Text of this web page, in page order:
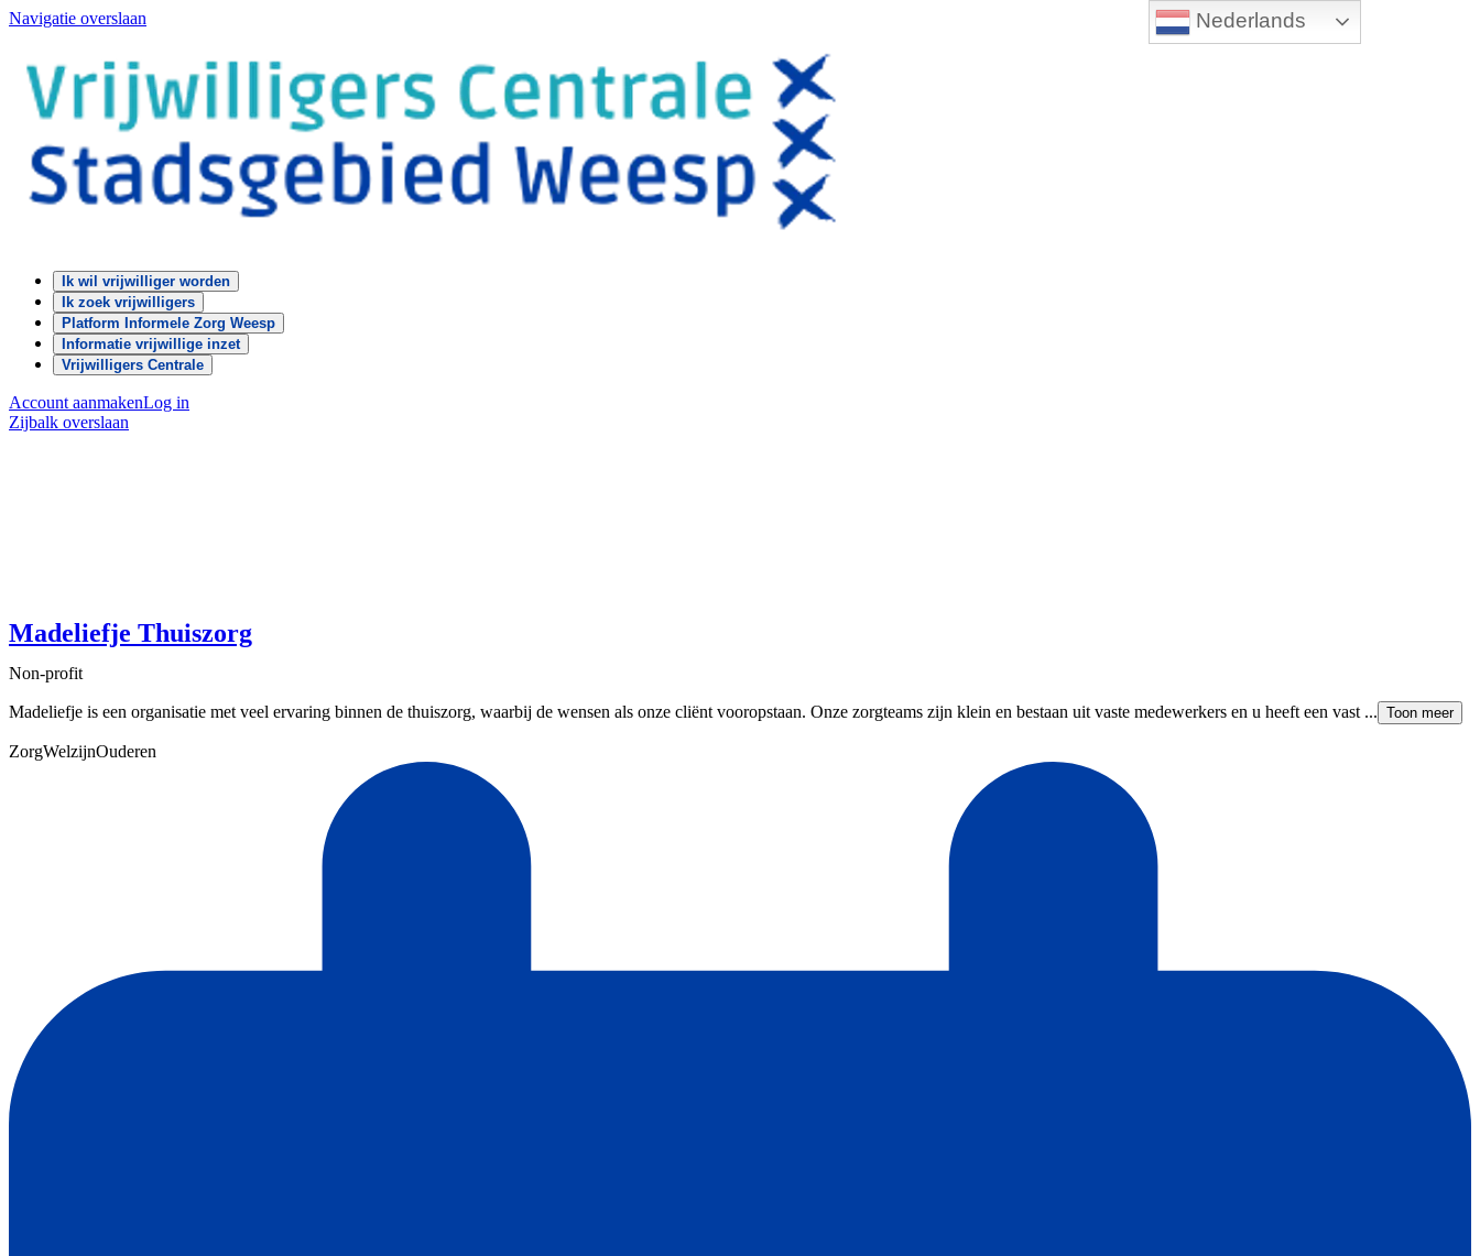
Nederlands
Navigatie overslaan
Ik wil vrijwilliger worden
Ik zoek vrijwilligers
Platform Informele Zorg Weesp
Informatie vrijwillige inzet
Vrijwilligers Centrale
Account aanmakenLog in
Zijbalk overslaan
Madeliefje Thuiszorg
Non-profit
Madeliefje is een organisatie met veel ervaring binnen de thuiszorg, waarbij de wensen als onze cliënt vooropstaan. Onze zorgteams zijn klein en bestaan uit vaste medewerkers en u heeft een vast ... Toon meer
ZorgWelzijnOuderen